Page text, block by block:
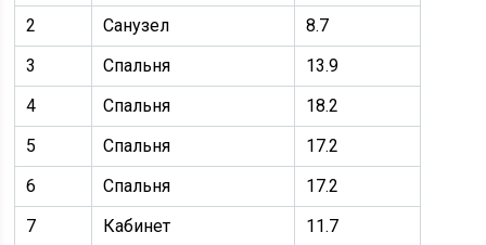
2
Санузел
8.7
3
Спальня
13.9
4
Спальня
18.2
5
Спальня
17.2
6
Спальня
17.2
7
Кабинет
11.7